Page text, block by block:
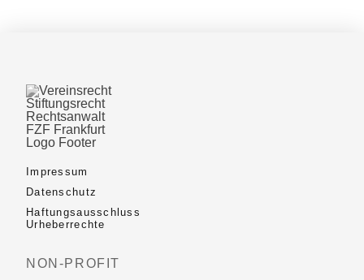
Impressum
Datenschutz
Haftungsausschluss
Urheberrechte
NON-PROFIT